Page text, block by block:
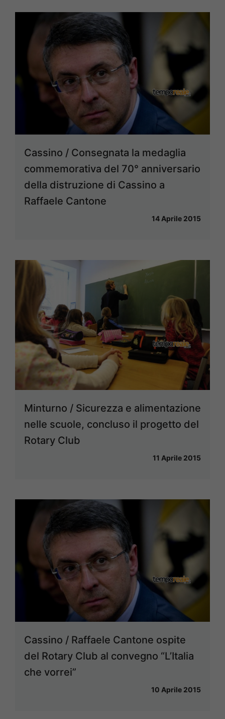
Cassino / Consegnata la medaglia
commemorativa del 70° anniversario
della distruzione di Cassino a
Raffaele Cantone
14 Aprile 2015
Minturno / Sicurezza e alimentazione
nelle scuole, concluso il progetto del
Rotary Club
11 Aprile 2015
Cassino / Raffaele Cantone ospite
del Rotary Club al convegno “L’Italia
che vorrei”
10 Aprile 2015